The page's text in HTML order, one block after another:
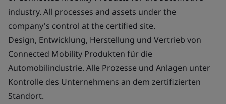
industry. All processes and assets under the
company's control at the certified site.
Design, Entwicklung, Herstellung und Vertrieb von
Connected Mobility Produkten für die
Automobilindustrie. Alle Prozesse und Anlagen unter
Kontrolle des Unternehmens an dem zertifizierten
Standort.